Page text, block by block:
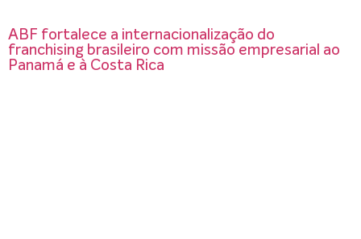
ABF fortalece a internacionalização do
franchising brasileiro com missão empresarial ao
Panamá e à Costa Rica